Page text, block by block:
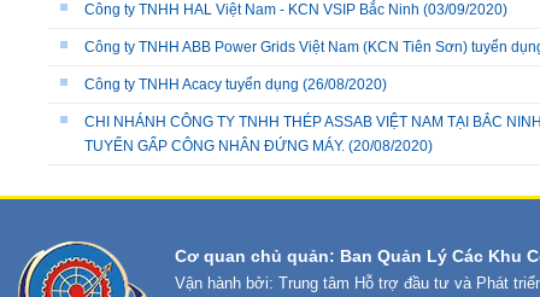
Công ty TNHH HAL Việt Nam - KCN VSIP Bắc Ninh (03/09/2020)
Công ty TNHH ABB Power Grids Việt Nam (KCN Tiên Sơn) tuyển
Công ty TNHH Acacy tuyển dụng (26/08/2020)
CHI NHÁNH CÔNG TY TNHH THÉP ASSAB VIỆT NAM TẠI BẮC
TUYỂN GẤP CÔNG NHÂN ĐỨNG MÁY. (20/08/2020)
Cơ quan chủ quản: Ban Quản Lý Các Khu
Vận hành bởi: Trung tâm Hỗ trợ đầu tư và Phát